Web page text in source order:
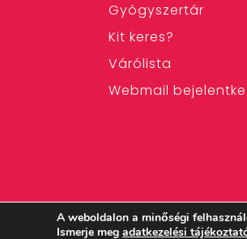
Gyógyszertár
Kit keres?
Várólista
Webmail
A weboldalon a minőségi
Ismerje meg adatkezelési